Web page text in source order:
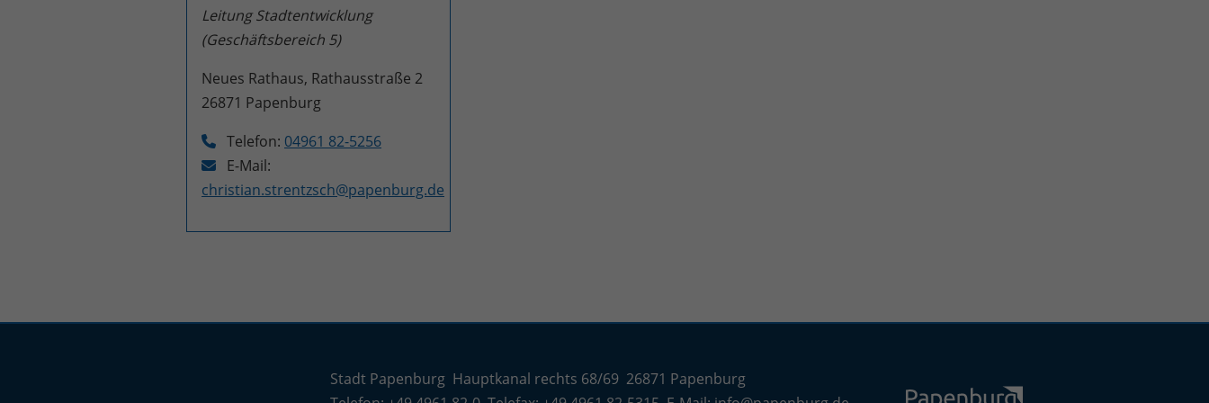
Leitung Stadtentwicklung
(Geschäftsbereich 5)
Neues Rathaus, Rathausstraße 2
26871 Papenburg
Telefon: 04961 82-5256
E-Mail:
christian.strentzsch@papenburg.de
Stadt Papenburg Hauptkanal rechts 68/69 26871 Papenburg